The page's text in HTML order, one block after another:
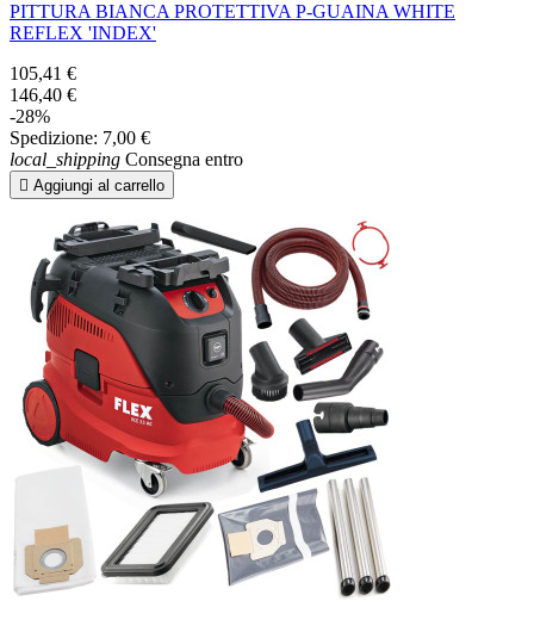
PITTURA BIANCA PROTETTIVA P-GUAINA WHITE
REFLEX 'INDEX'
105,41 €
146,40 €
-28%
Spedizione: 7,00 €
local_shipping Consegna entro
 Aggiungi al carrello